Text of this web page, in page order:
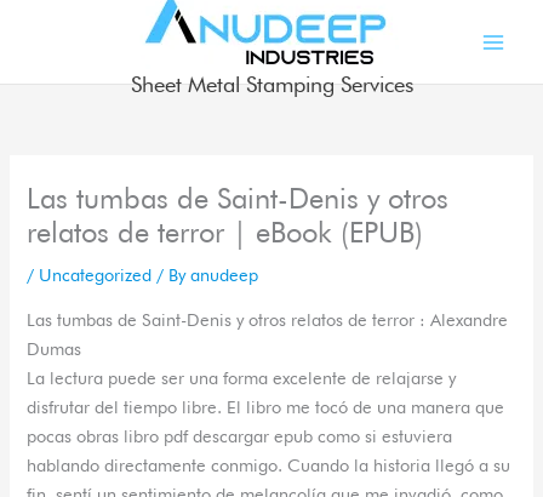
Sheet Metal Stamping Services
Las tumbas de Saint-Denis y otros
relatos de terror | eBook (EPUB)
/ Uncategorized / Byanudeep
Las tumbas de Saint-Denis y otros relatos de terror : Alexandre
Dumas
La lectura puede ser una forma excelente de relajarse y
disfrutar del tiempo libre. El libro me tocó de una manera que
pocas obras libro pdf descargar epub como si estuviera
hablando directamente conmigo. Cuando la historia llegó a su